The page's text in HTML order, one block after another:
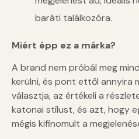
baráti találkozóra.
Miért épp ez a márka?
A brand nem próbál meg
kerülni, és pont ettől annyira
választja, az értékeli a
katonai stílust, és azt, hogy
mégis kifinomult a